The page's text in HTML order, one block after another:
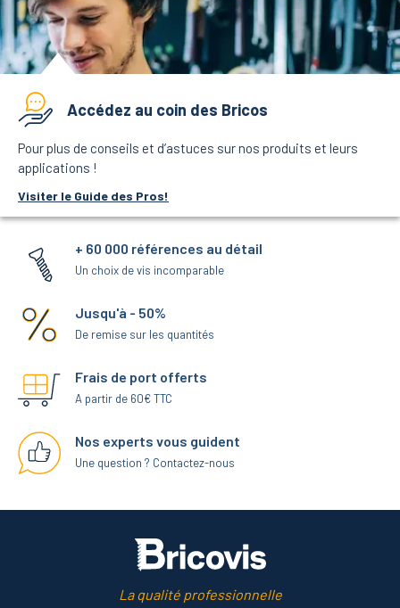
Accédez au coin des Bricos
Pour plus de conseils et d’astuces sur nos produits et leurs
applications !
Visiter le Guide des Pros!
+ 60 000 références au détail
Un choix de vis incomparable
Jusqu'à - 50%
De remise sur les quantités
Frais de port offerts
A partir de 60€ TTC
Nos experts vous guident
Une question ? Contactez-nous
La qualité professionnelle